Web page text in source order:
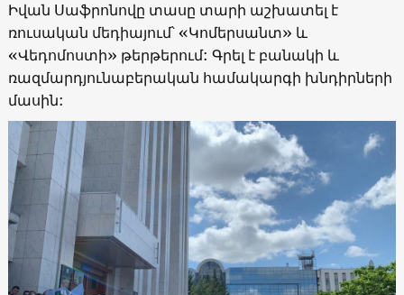
Իվան Սաֆրոնովը տասը տարի աշխատել է
ռուսական մեդիայում՝ «Կոմերսանտ» և
«Վեդոմոստի» թերթերում: Գրել է բանակի և
ռազմարդյունաբերական համակարգի խնդիրների
մասին: